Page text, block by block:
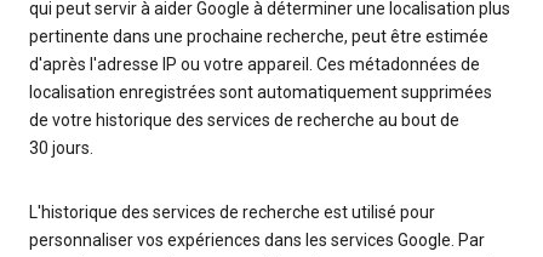
qui peut servir à aider Google à déterminer une localisation plus
pertinente dans une prochaine recherche, peut être estimée
d'après l'adresse IP ou votre appareil. Ces métadonnées de
localisation enregistrées sont automatiquement supprimées
de votre historique des services de recherche au bout de
30 jours.
L'historique des services de recherche est utilisé pour
personnaliser vos expériences dans les services Google. Par